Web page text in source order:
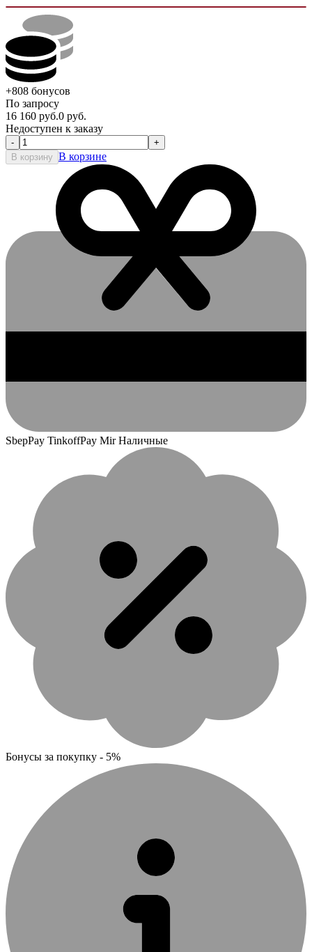
+808 бонусов
По запросу
16 160 руб.0 руб.
Недоступен к заказу
-
+
В корзину В корзине
SbepPay TinkoffPay Mir Наличные
Бонусы за покупку - 5%